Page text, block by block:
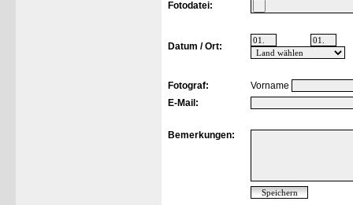
Fotodatei:
Datum / Ort:
Fotograf:
Vorname
E-Mail:
Bemerkungen: